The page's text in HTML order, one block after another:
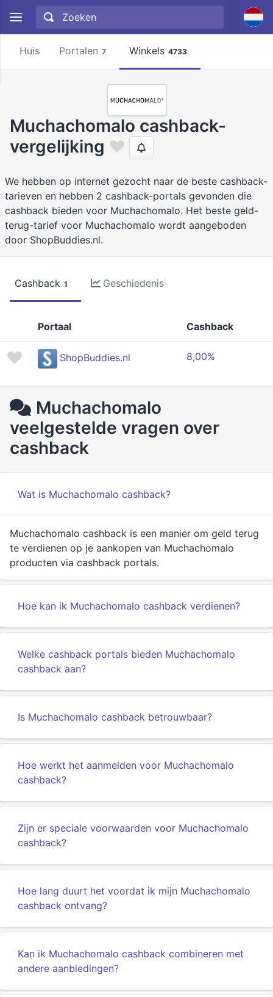
Huis Portalen 7 Winkels 4733
Muchachomalo cashback-
vergelijking
We hebben op internet gezocht naar de beste cashback-
tarieven en hebben 2 cashback-portals gevonden die
cashback bieden voor Muchachomalo. Het beste geld-
terug-tarief voor Muchachomalo wordt aangeboden
door ShopBuddies.nl.
Cashback 1 Geschiedenis
Portaal Cashback
ShopBuddies.nl 8,00%
Muchachomalo
veelgestelde vragen over
cashback
Wat is Muchachomalo cashback?
Muchachomalo cashback is een manier om geld terug
te verdienen op je aankopen van Muchachomalo
producten via cashback portals.
Hoe kan ik Muchachomalo cashback verdienen?
Welke cashback portals bieden Muchachomalo
cashback aan?
Is Muchachomalo cashback betrouwbaar?
Hoe werkt het aanmelden voor Muchachomalo
cashback?
Zijn er speciale voorwaarden voor Muchachomalo
cashback?
Hoe lang duurt het voordat ik mijn Muchachomalo
cashback ontvang?
Kan ik Muchachomalo cashback combineren met
andere aanbiedingen?